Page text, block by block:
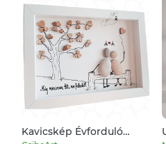
Kavicskép Évforduló